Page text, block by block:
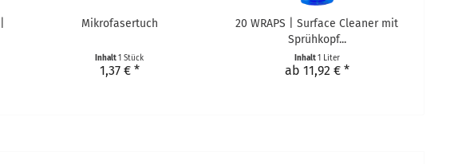
Mikrofasertuch
Inhalt1 Stück
1,37 € *
20 WRAPS | Surface Cleaner mit
Sprühkopf...
Inhalt1 Liter
ab 11,92 € *